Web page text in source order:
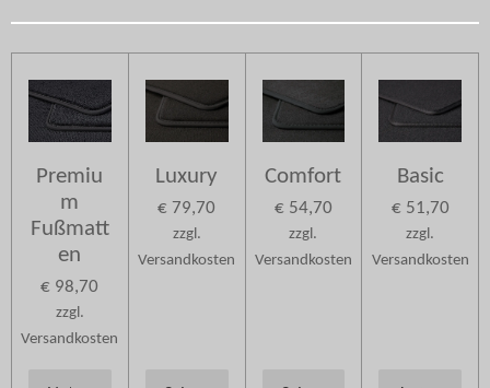
Premiu
m
Fußmatt
en
€ 98,70
zzgl.
Versandkosten
Luxury
€ 79,70
zzgl.
Versandkosten
Comfort
€ 54,70
zzgl.
Versandkosten
Basic
€ 51,70
zzgl.
Versandkosten